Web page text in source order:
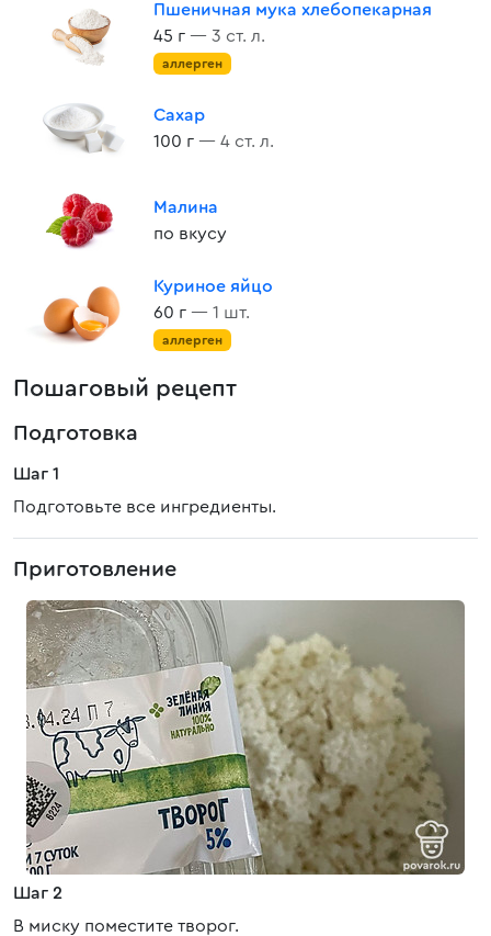
Пшеничная мука хлебопекарная
45 г — 3 ст. л.
аллерген
Сахар
100 г — 4 ст. л.
Малина
по вкусу
Куриное яйцо
60 г — 1 шт.
аллерген
Пошаговый рецепт
Подготовка
Шаг 1
Подготовьте все ингредиенты.
Приготовление
Шаг 2
В миску поместите творог.